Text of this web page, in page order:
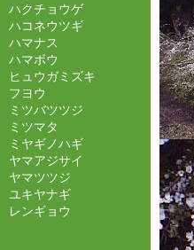
ハクチョウゲ
ハコネウツギ
ハマナス
ハマボウ
ヒュウガミズキ
フヨウ
ミツバツツジ
ミツマタ
ミヤギノハギ
ヤマアジサイ
ヤマツツジ
ユキヤナギ
レンギョウ